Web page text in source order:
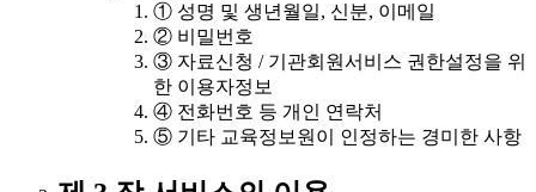
① 성명 및 생년월일, 신분, 이메일
② 비밀번호
③ 자료신청 / 기관회원서비스 권한설정을 위
한 이용자정보
④ 전화번호 등 개인 연락처
⑤ 기타 교육정보원이 인정하는 경미한 사항